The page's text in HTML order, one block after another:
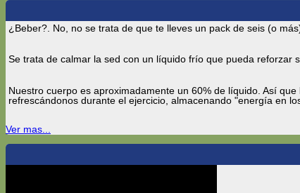
¿Beber?. No, no se trata de que te lleves un pack de seis (o
Se trata de calmar la sed con un líquido frío que pueda reforzar
Nuestro cuerpo es aproximadamente un 60% de líquido. Así
refrescándonos durante el ejercicio, almacenando "energía en
Ver mas...